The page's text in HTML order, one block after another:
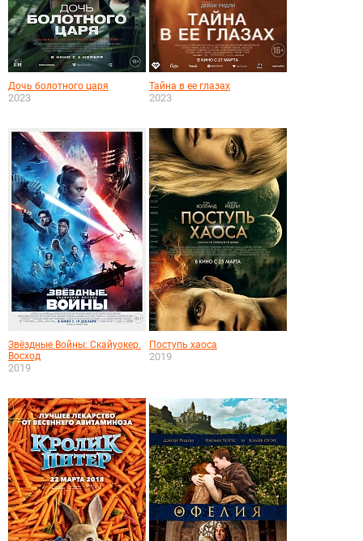
Дочь болотного царя
2023
Тайна в ее глазах
2023
Звёздные Войны: Скайуокер.
Восход
2019
Поступь хаоса
2019